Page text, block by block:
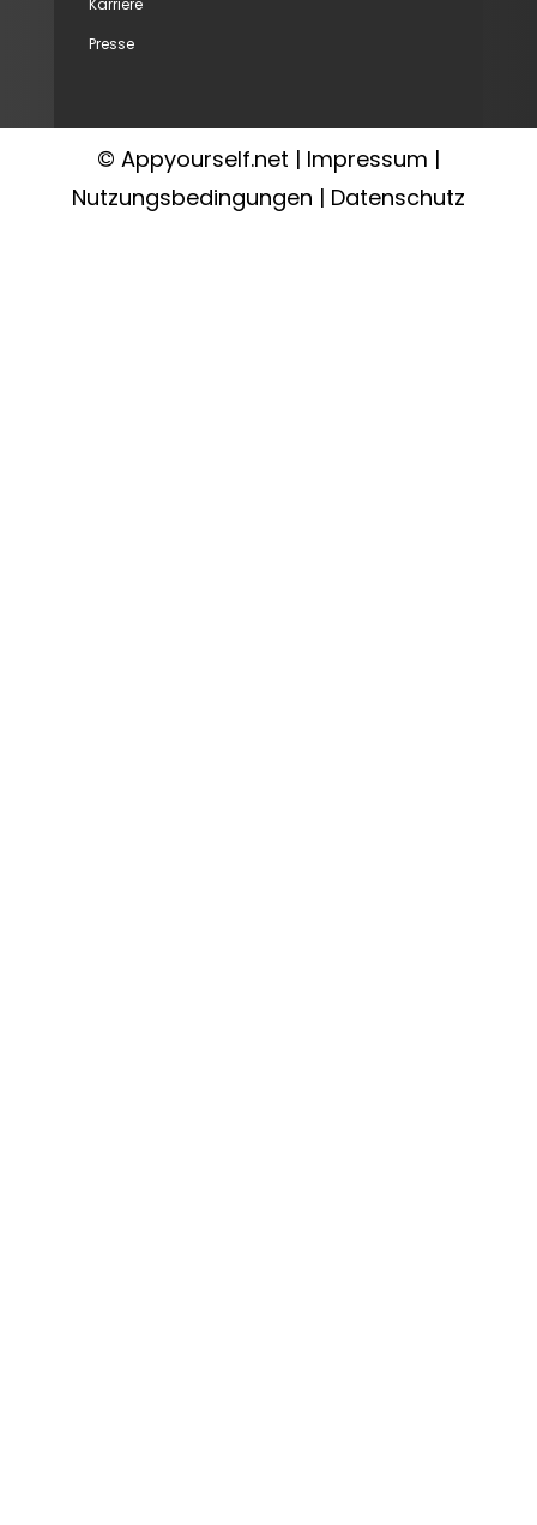
Karriere
Presse
© Appyourself.net | Impressum |
Nutzungsbedingungen | Datenschutz